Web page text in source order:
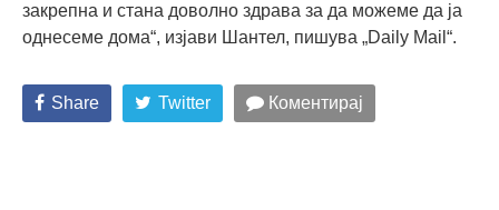
закрепна и стана доволно здрава за да можеме да ја
однесеме дома“, изјави Шантел, пишува „Daily Mail“.
Share Twitter Коментирај